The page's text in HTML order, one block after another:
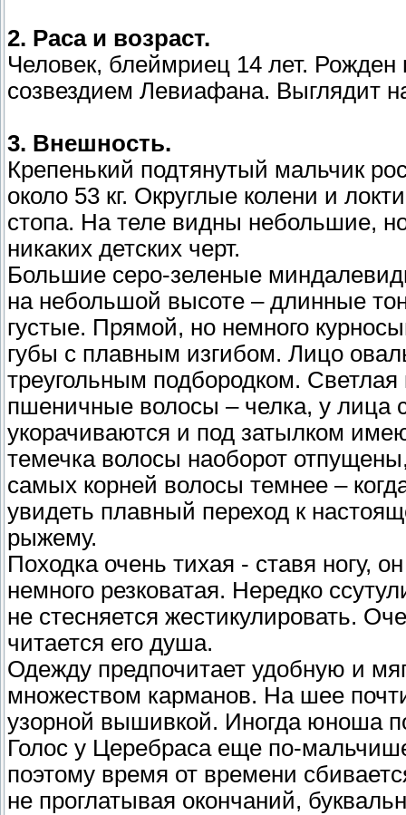
2. Раса и возраст.
Человек, блеймриец 14 лет.
созвездием Левиафана. Выглядит
3. Внешность.
Крепенький подтянутый мальчик
около 53 кг. Округлые колени и
стопа. На теле видны небольшие,
никаких детских черт.
Большие серо-зеленые
на небольшой высоте – длинные
густые. Прямой, но немного
губы с плавным изгибом. Лицо
треугольным подбородком.
пшеничные волосы – челка, у лица
укорачиваются и под затылком
темечка волосы наоборот
самых корней волосы темнее –
увидеть плавный переход к
рыжему.
Походка очень тихая - ставя ногу,
немного резковатая. Нередко
не стесняется жестикулировать.
читается его душа.
Одежду предпочитает удобную и
множеством карманов. На шее
узорной вышивкой. Иногда юноша
Голос у Церебраса еще по-
поэтому время от времени
не проглатывая окончаний,